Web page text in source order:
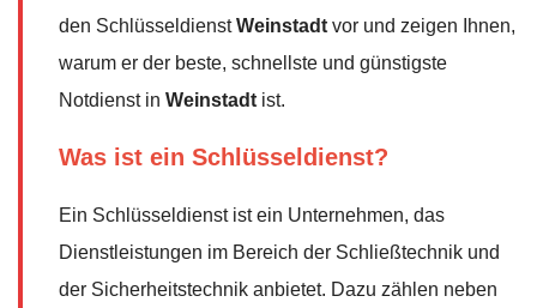
den SchlüsseldienstWeinstadt vor und zeigen Ihnen,
warum er der beste, schnellste und günstigste
Notdienst in Weinstadt ist.
Was ist ein Schlüsseldienst?
Ein Schlüsseldienst ist ein Unternehmen, das
Dienstleistungen im Bereich der Schließtechnik und
der Sicherheitstechnik anbietet. Dazu zählen neben